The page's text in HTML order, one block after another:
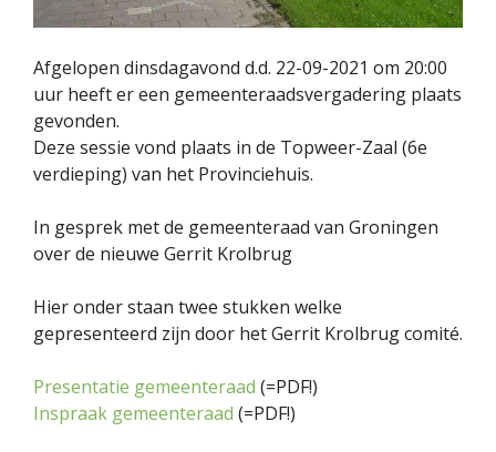
Afgelopen dinsdagavond d.d. 22-09-2021 om 20:00
uur heeft er een gemeenteraadsvergadering plaats
gevonden.
Deze sessie vond plaats in de Topweer-Zaal (6e
verdieping) van het Provinciehuis.
In gesprek met de gemeenteraad van Groningen
over de nieuwe Gerrit Krolbrug
Hier onder staan twee stukken welke
gepresenteerd zijn door het Gerrit Krolbrug comité.
Presentatie gemeenteraad (=PDF!)
Inspraak gemeenteraad (=PDF!)